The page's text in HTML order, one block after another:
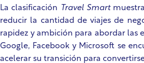
La clasificación Travel Smart
reducir la cantidad de viajes de
rapidez y ambición para abordar las
Google, Facebook y Microsoft se
acelerar su transición para